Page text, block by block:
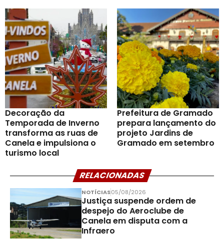
Decoração da
Temporada de Inverno
transforma as ruas de
Canela e impulsiona o
turismo local
Prefeitura de Gramado
prepara lançamento do
projeto Jardins de
Gramado em setembro
RELACIONADAS
NOTÍCIAS05/08/2026
Justiça suspende ordem de
despejo do Aeroclube de
Canela em disputa com a
Infraero